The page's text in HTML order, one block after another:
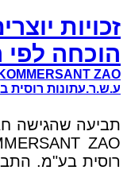
זכויות
הוכחה לפי
ע.ש.ר.עתונות רוסית בע"מ
רוסית בע"מ.